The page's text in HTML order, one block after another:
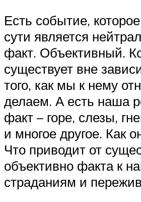
Есть событие,
сути является
факт. Объективный.
существует вне
того, как мы к нему
делаем. А есть наша
факт – горе, слезы,
и многое другое. Как
Что приводит от
объективно факта к
страданиям и